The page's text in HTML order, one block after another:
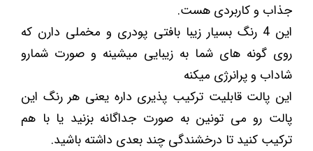
جذاب و کاربردی هست.
این 4 رنگ بسیار زیبا بافتی پودری و مخملی دارن که
روی گونه های شما به زیبایی میشینه و صورت شمارو
شاداب و پرانرژی میکنه
این پالت قابلیت ترکیب پذیری داره یعنی هر رنگ این
پالت رو می تونین به صورت جداگانه بزنید یا با هم
ترکیب کنید تا درخشندگی چند بعدی داشته باشید.